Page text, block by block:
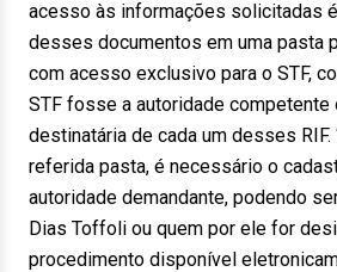
acesso às informações solicitadas
desses documentos em uma pasta
com acesso exclusivo para o STF,
STF fosse a autoridade competente
destinatária de cada um desses RIF.
referida pasta, é necessário o
autoridade demandante, podendo
Dias Toffoli ou quem por ele for
procedimento disponível